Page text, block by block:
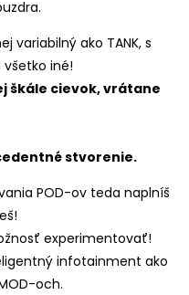
variabilný ako TANK, s
všetko iné!
škále cievok, vrátane
stvorenie.
POD-ov teda naplníš
experimentovať!
infotainment ako
och.